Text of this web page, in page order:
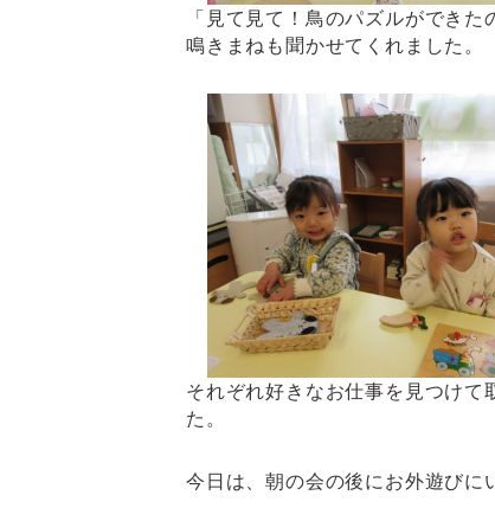
「見て見て！鳥のパズルができた
鳴きまねも聞かせてくれました。
それぞれ好きなお仕事を見つけて
た。
今日は、朝の会の後にお外遊びに